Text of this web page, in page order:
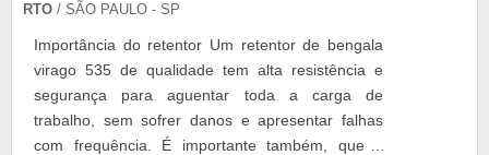
RTO / SÃO PAULO - SP
Importância do retentor Um retentor de bengala
virago 535 de qualidade tem alta resistência e
segurança para aguentar toda a carga de
trabalho, sem sofrer danos e apresentar falhas
com frequência. É importante também, que o